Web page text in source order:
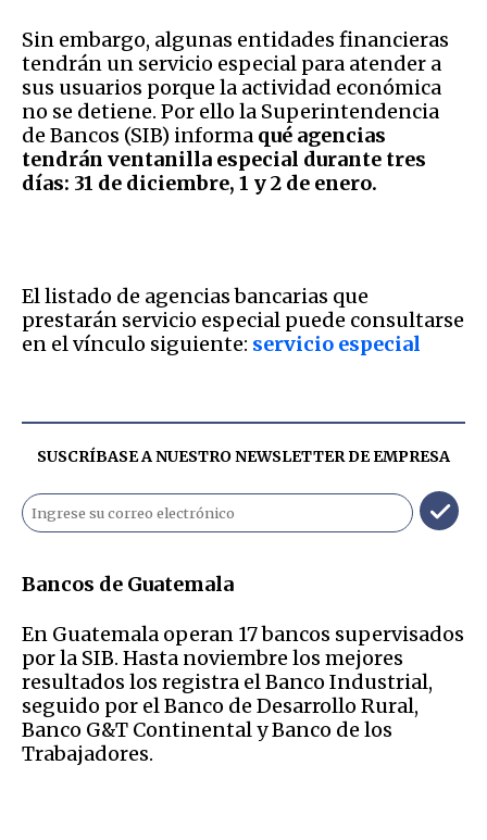
Sin embargo, algunas entidades financieras
tendrán un servicio especial para atender a
sus usuarios porque la actividad económica
no se detiene. Por ello la Superintendencia
de Bancos (SIB) informa qué agencias
tendrán ventanilla especial durante tres
días: 31 de diciembre, 1 y 2 de enero.
El listado de agencias bancarias que
prestarán servicio especial puede consultarse
en el vínculo siguiente: servicio especial
SUSCRÍBASE A NUESTRO NEWSLETTER DEEMPRESA
Bancos de Guatemala
En Guatemala operan 17 bancos supervisados
por la SIB. Hasta noviembre los mejores
resultados los registra el Banco Industrial,
seguido por el Banco de Desarrollo Rural,
Banco G&T Continental y Banco de los
Trabajadores.